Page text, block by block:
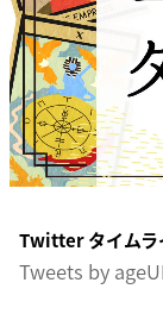
Twitter タイムラ
Tweets by